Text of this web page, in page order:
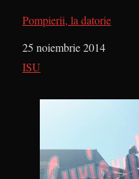
Pompierii, la datorie
Dată
25 noiembrie 2014
În legătură cu
ISU